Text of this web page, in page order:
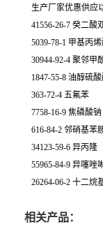
生产厂家优惠供应
41556-26-7 癸二酸
5039-78-1 甲基丙
30944-92-4 聚邻甲
1847-55-8 油醇硫
363-72-4 五氟苯
7758-16-9 焦磷酸
616-84-2 邻硝基苯
34123-59-6 异丙隆
55965-84-9 异噻唑
26264-06-2 十二烷
相关产品：